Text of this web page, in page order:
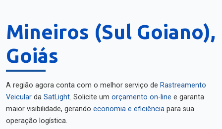
Mineiros (Sul Goiano),
Goiás
A região agora conta com o melhor serviço de Rastreamento
Veicular da SatLight. Solicite um orçamento on-line e garanta
maior visibilidade, gerando economia e eficiência para sua
operação logística.